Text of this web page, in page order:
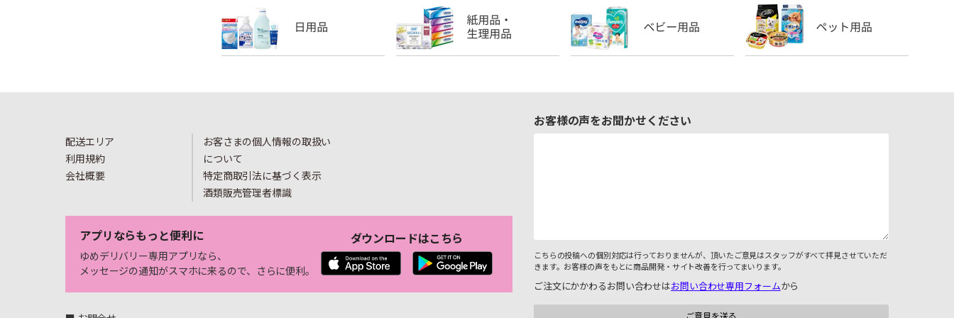
配送エリア
利用規約
会社概要
お客さまの個人情報の取扱い
について
特定商取引法に基づく表示
酒類販売管理者標識
アプリならもっと便利に
ゆめデリバリー専用アプリなら、
メッセージの通知がスマホに来るので、さらに便利。
ダウンロードはこちら
お客様の声をお聞かせください
こちらの投稿への個別対応は行っておりませんが、頂いたご意見はスタッフがすべて拝見させていただ
きます。お客様の声をもとに商品開発・サイト改善を行ってまいります。
ご注文にかかわるお問い合わせはお問い合わせ専用フォームから